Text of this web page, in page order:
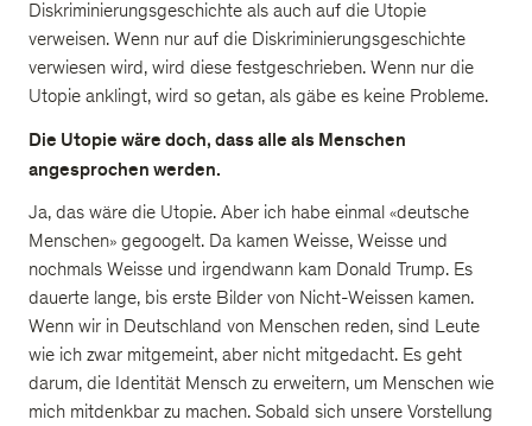
Diskriminierungsgeschichte als auch auf die Utopie
verweisen. Wenn nur auf die Diskriminierungsgeschichte
verwiesen wird, wird diese festgeschrieben. Wenn nur die
Utopie anklingt, wird so getan, als gäbe es keine Probleme.
Die Utopie wäre doch, dass alle als Menschen
angesprochen werden.
Ja, das wäre die Utopie. Aber ich habe einmal «deutsche
Menschen» gegoogelt. Da kamen Weisse, Weisse und
nochmals Weisse und irgendwann kam Donald Trump. Es
dauerte lange, bis erste Bilder von Nicht-Weissen kamen.
Wenn wir in Deutschland von Menschen reden, sind Leute
wie ich zwar mitgemeint, aber nicht mitgedacht. Es geht
darum, die Identität Mensch zu erweitern, um Menschen wie
mich mitdenkbar zu machen. Sobald sich unsere Vorstellung